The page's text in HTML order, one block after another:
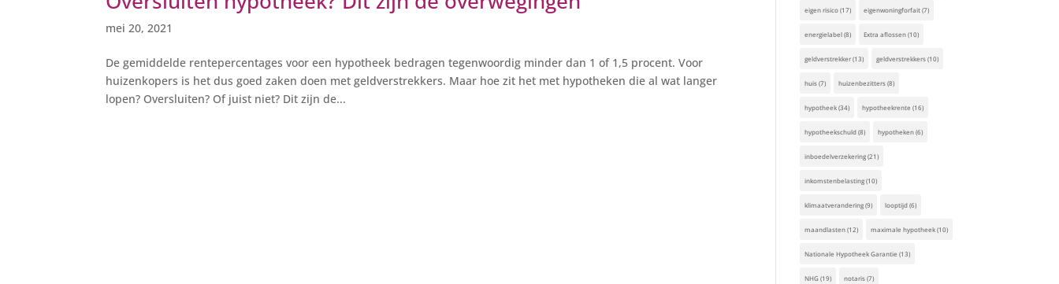
mei 20, 2021
De gemiddelde rentepercentages voor een hypotheek bedragen tegenwoordig minder dan 1 of 1,5 procent. Voor
huizenkopers is het dus goed zaken doen met geldverstrekkers. Maar hoe zit het met hypotheken die al wat langer
lopen? Oversluiten? Of juist niet? Dit zijn de...
eigen risico(17) eigenwoningforfait(7)
energielabel(8) Extra aflossen(10)
geldverstrekker(13) geldverstrekkers(10)
huis(7) huizenbezitters(8)
hypotheek(34) hypotheekrente (16)
hypotheekschuld(8) hypotheken(6)
inboedelverzekering(21)
inkomstenbelasting(10)
klimaatverandering(9) looptijd(6)
maandlasten(12) maximale hypotheek(10)
Nationale Hypotheek Garantie (13)
NHG(19) notaris(7)